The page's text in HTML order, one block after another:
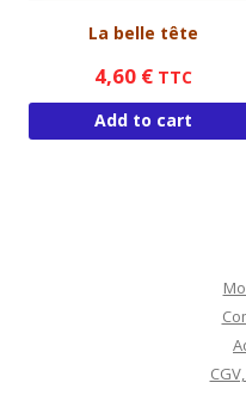
La belle tête
4,60 € TTC
Add to cart